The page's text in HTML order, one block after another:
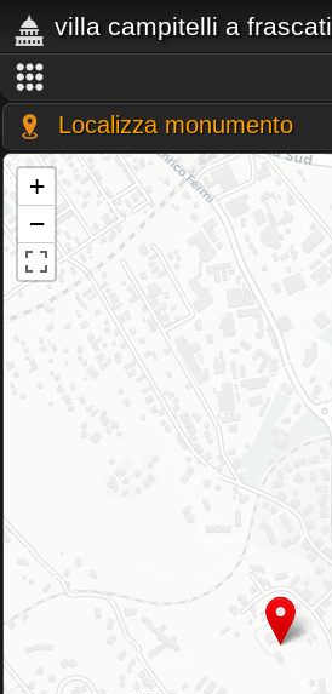
villa campitelli a frascati
Localizza monumento
+
−